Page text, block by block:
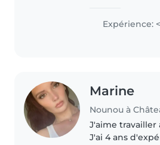
proposez vos
château
Expérience:
Marine
Nounou à
J'aime travailler
J'ai 4 ans